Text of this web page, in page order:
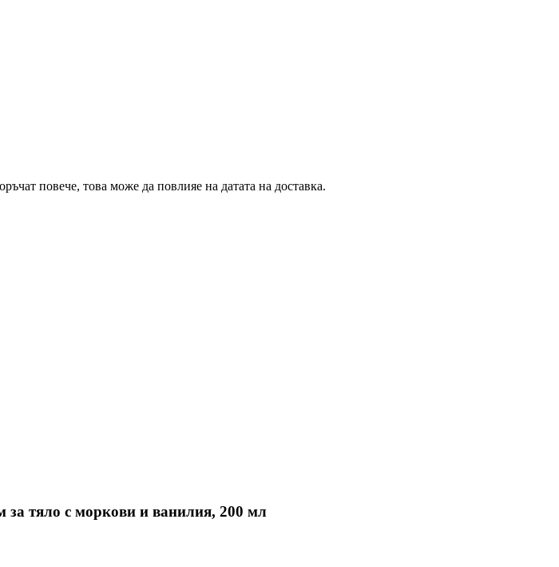
повече, това може да повлияе на датата на доставка.
за тяло с моркови и ванилия, 200 мл